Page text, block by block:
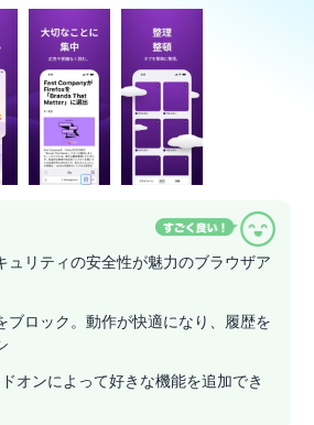
ュリティの安全性が魅力のブラウザア
ブロック。動作が快適になり、履歴を
オンによって好きな機能を追加でき